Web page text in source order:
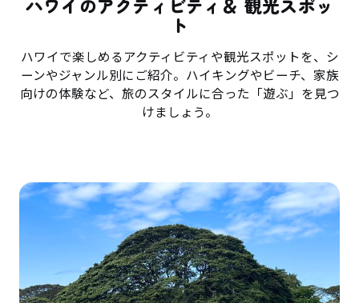
ハワイのアクティビティ＆ 観光スポッ
ト
ハワイで楽しめるアクティビティや観光スポットを、シ
ーンやジャンル別にご紹介。ハイキングやビーチ、家族
向けの体験など、旅のスタイルに合った「遊ぶ」を見つ
けましょう。